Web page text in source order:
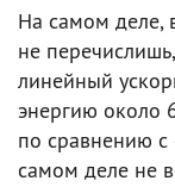
На самом деле,
не
линейный
энергию около
по сравнению
самом деле не